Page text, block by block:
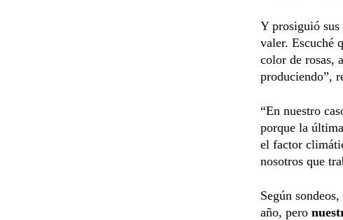
Y prosiguió sus
valer. Escuché
color de rosas,
produciendo”,
“En nuestro
porque la
el factor
nosotros que
Según
año, pero